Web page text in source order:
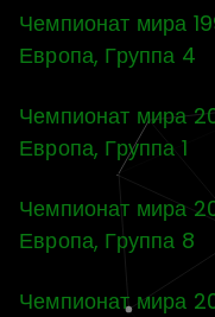
Чемпионат мира
Европа, Группа 4
Чемпионат мира
Европа, Группа 1
Чемпионат мира
Европа, Группа 8
Чемпионат мира